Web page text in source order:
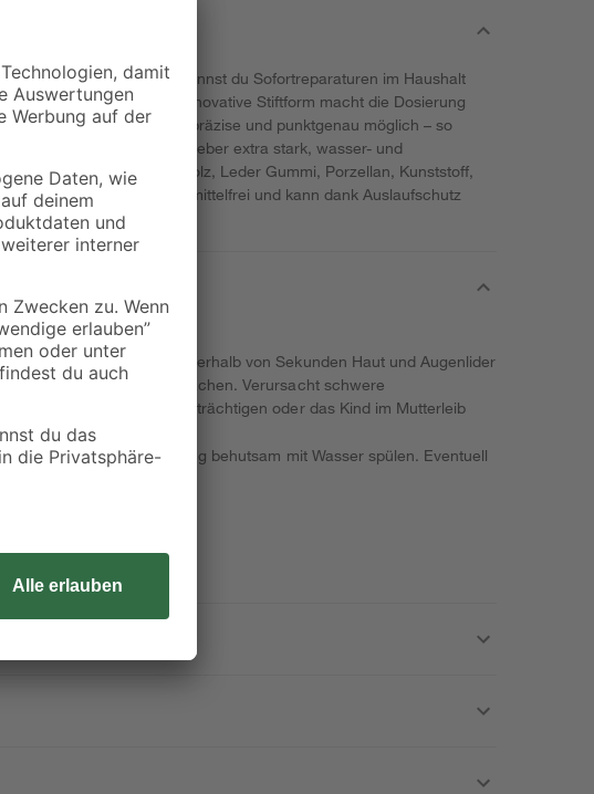
Pen' Sekundenkleber kannst du Sofortreparaturen im Haushalt
einfach umsetzen. Die innovative Stiftform macht die Dosierung
mit dem Superkleber präzise und punktgenau möglich – so
Dabei ist der Sekundenkleber extra stark, wasser- und
für Verklebungen von Holz, Leder Gummi, Porzellan, Kunststoff,
Der Super Glue ist lösemittelfrei und kann dank Auslaufschutz
werden.
Gefahr. Klebt innerhalb von Sekunden Haut und Augenlider
Hautreaktionen verursachen. Verursacht schwere
die Fruchtbarkeit beeinträchtigen oder das Kind im Mutterleib
Einige Minuten lang behutsam mit Wasser spülen. Eventuell
Seife waschen.